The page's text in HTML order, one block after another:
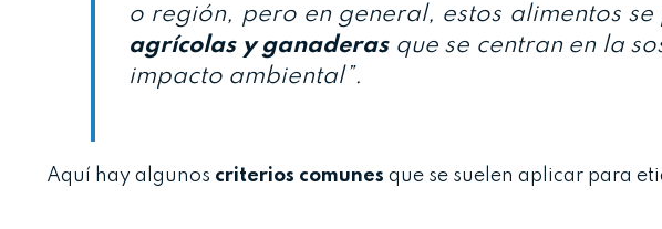
o región, pero en general, estos alimentos
agrícolas y ganaderasque se centran en la
impacto ambiental”.
Aquí hay algunos criterios comunes que se suelen aplicar para